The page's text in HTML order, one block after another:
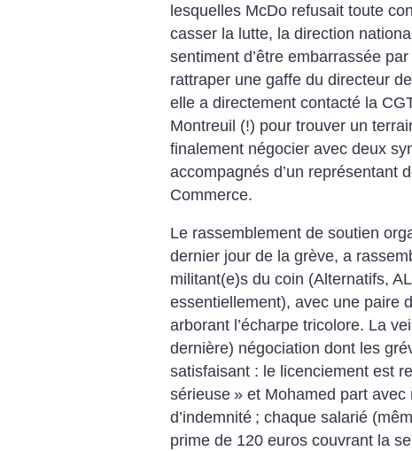
lesquelles McDo refusait toute
casser la lutte, la direction
sentiment d’être embarrassée
rattraper une gaffe du directeur
elle a directement contacté la
Montreuil (!) pour trouver un
finalement négocier avec deux
accompagnés d’un représentant
Commerce.
Le rassemblement de soutien
dernier jour de la grève, a
militant(e)s du coin (Alternatifs,
essentiellement), avec une paire
arborant l’écharpe tricolore. La
dernière) négociation dont les
satisfaisant : le licenciement est
sérieuse » et Mohamed part
d’indemnité ; chaque salarié
prime de 120 euros couvrant la